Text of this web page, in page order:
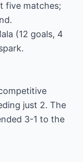
five matches;
(12 goals, 4
just 2. The
3-1 to the